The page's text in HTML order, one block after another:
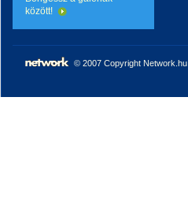
között!
© 2007 Copyright Network.hu